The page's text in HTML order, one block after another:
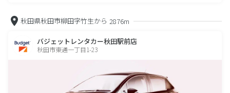
秋田県秋田市柳田字竹生から 2876m
バジェットレンタカー秋田駅前店
秋田市東通一丁目1-23